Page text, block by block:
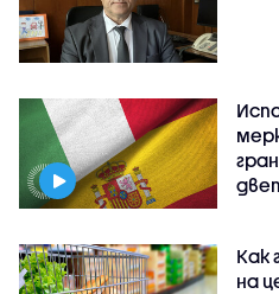
Как
на